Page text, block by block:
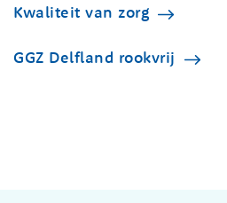
Kwaliteit van zorg
GGZ Delfland rookvrij